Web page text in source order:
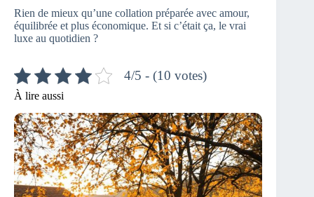
Rien de mieux qu’une collation préparée avec amour,
équilibrée et plus économique. Et si c’était ça, le vrai
luxe au quotidien ?
4/5 - (10 votes)
À lire aussi